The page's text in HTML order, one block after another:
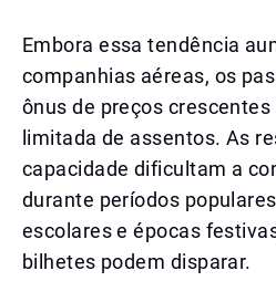
Embora essa tendência
companhias aéreas, os
ônus de preços
limitada de assentos. As
capacidade dificultam a
durante períodos
escolares e épocas
bilhetes podem disparar.